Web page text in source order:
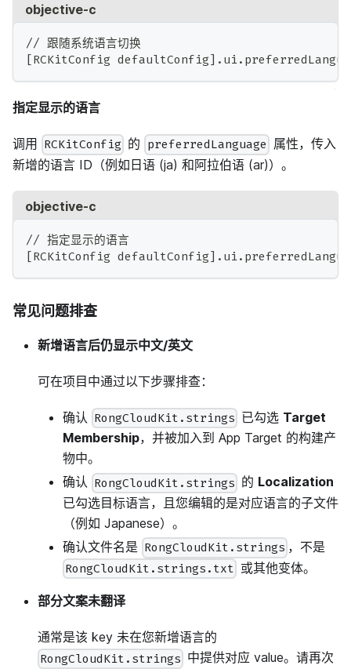
objective-c
// 跟随系统语言切换
[RCKitConfig
指定显示的语言
调用 RCKitConfig 的 preferredLanguage 属性，传入
新增的语言 ID（例如日语 (ja) 和阿拉伯语 (ar)）。
objective-c
// 指定显示的语言
[RCKitConfig
常见问题排查
新增语言后仍显示中文/英文
可在项目中通过以下步骤排查：
确认 RongCloudKit.strings 已勾选 Target
Membership，并被加入到 App Target 的构建产
物中。
确认 RongCloudKit.strings 的 Localization
已勾选目标语言，且您编辑的是对应语言的子文件
（例如 Japanese）。
确认文件名是 RongCloudKit.strings ，不是
RongCloudKit.strings.txt 或其他变体。
部分文案未翻译
通常是该 key 未在您新增语言的
RongCloudKit.strings 中提供对应 value。请再次